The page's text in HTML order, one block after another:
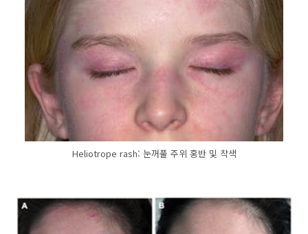
Heliotrope rash: 눈꺼풀 주위 홍반 및 착색